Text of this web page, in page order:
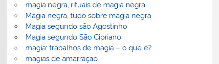
magia negra, rituais de magia negra
Magia negra, tudo sobre magia negra
Magia segundo são Agostinho
Magia segundo São Cipriano
magia: trabalhos de magia – o que é?
magias de amarração